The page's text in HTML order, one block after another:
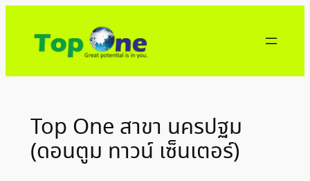
Top One สาขา นครปฐม
(ดอนตูม ทาวน์ เซ็นเตอร์)